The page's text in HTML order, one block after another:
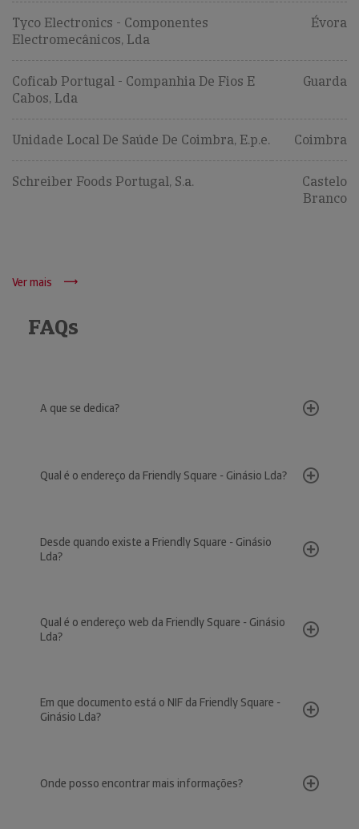
Tyco Electronics - Componentes
Electromecânicos, Lda
Évora
Coficab Portugal - Companhia De Fios E
Cabos, Lda
Guarda
Unidade Local De Saúde De Coimbra, E.p.e. Coimbra
Schreiber Foods Portugal, S.a.
Castelo
Branco
Ver mais
FAQs
A que se dedica?
Qual é o endereço da Friendly Square - Ginásio Lda?
Desde quando existe a Friendly Square - Ginásio
Lda?
Qual é o endereço web da Friendly Square - Ginásio
Lda?
Em que documento está o NIF da Friendly Square -
Ginásio Lda?
Onde posso encontrar mais informações?